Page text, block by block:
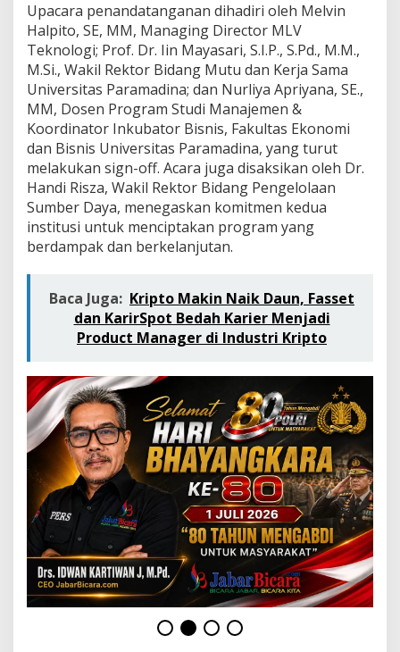
i
t
r
a
a
n
S
t
r
a
t
e
g
i
s
t
u
k
M
n
d
o
r
o
n
g
I
s
i
d
l
Upacara penandatanganan dihadiri oleh Melvin
Halpito, SE, MM, Managing Director MLV
Teknologi; Prof. Dr. Iin Mayasari, S.I.P., S.Pd., M.M.,
M.Si., Wakil Rektor Bidang Mutu dan Kerja Sama
Universitas Paramadina; dan Nurliya Apriyana, SE.,
MM, Dosen Program Studi Manajemen &
Koordinator Inkubator Bisnis, Fakultas Ekonomi
dan Bisnis Universitas Paramadina, yang turut
melakukan sign-off. Acara juga disaksikan oleh Dr.
Handi Risza, Wakil Rektor Bidang Pengelolaan
Sumber Daya, menegaskan komitmen kedua
institusi untuk menciptakan program yang
berdampak dan berkelanjutan.
Baca Juga: Kripto Makin Naik Daun, Fasset
dan KarirSpot Bedah Karier Menjadi
Product Manager di Industri Kripto